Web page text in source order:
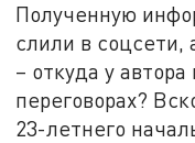
Полученную
слили в соцсети,
– откуда у
переговорах?
23-летнего